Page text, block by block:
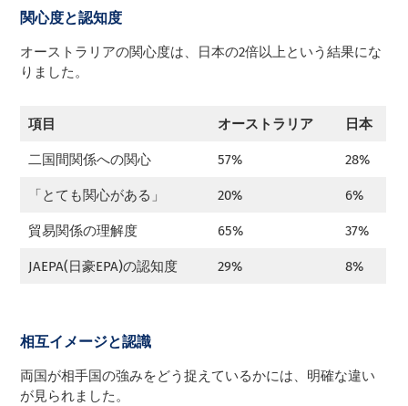
関心度と認知度
オーストラリアの関心度は、日本の2倍以上という結果にな
りました。
項目 オーストラリア 日本
二国間関係への関心 57% 28%
「とても関心がある」 20% 6%
貿易関係の理解度 65% 37%
JAEPA(日豪EPA)の認知度 29% 8%
相互イメージと認識
両国が相手国の強みをどう捉えているかには、明確な違い
が見られました。